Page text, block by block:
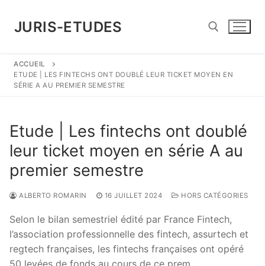
contenu
JURIS-ETUDES
Rechercher :
ACCUEIL
ETUDE | LES FINTECHS ONT DOUBLÉ LEUR TICKET MOYEN EN
SÉRIE A AU PREMIER SEMESTRE
Etude | Les fintechs ont doublé
leur ticket moyen en série A au
premier semestre
ALBERTO ROMARIN 16 JUILLET 2024 HORS CATÉGORIES
Selon le bilan semestriel édité par France Fintech,
l’association professionnelle des fintech, assurtech et
regtech françaises, les fintechs françaises ont opéré
50 levées de fonds au cours de ce prem …